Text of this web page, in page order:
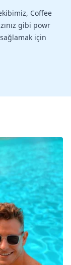
Coffee
gibi powr
için